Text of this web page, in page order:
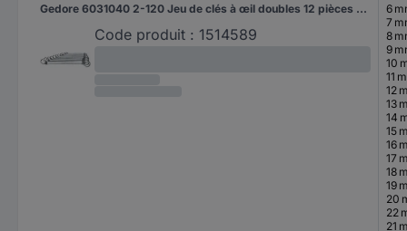
Gedore 6031040 2-120 Jeu de clés à œil doubles 12 pièces Ouverture de clé (métrique) 6 - 32 mm
Code produit : 1514589
6
7
8
9
10
11
12
13
14
15
16
17
18
19
20
22
21